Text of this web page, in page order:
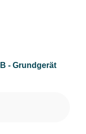
- Grundgerät